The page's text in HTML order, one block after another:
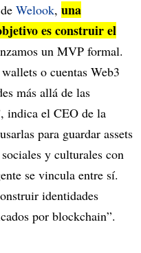
Welook, una
es construir el
un MVP formal.
o cuentas Web3
más allá de las
indica el CEO de la
para guardar assets
y culturales con
se vincula entre sí.
identidades
por blockchain”.